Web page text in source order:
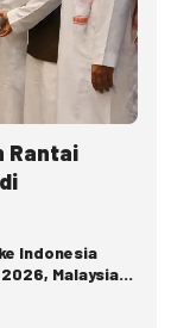
Rantai
Indonesia
Malaysia